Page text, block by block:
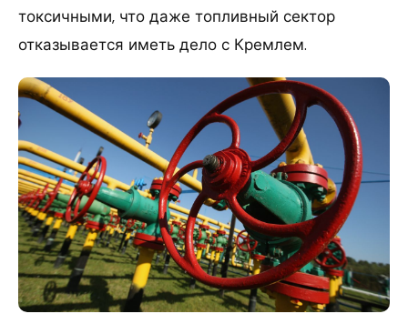
токсичными, что даже топливный сектор
отказывается иметь дело с Кремлем.